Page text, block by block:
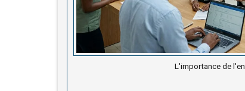
L'importance de